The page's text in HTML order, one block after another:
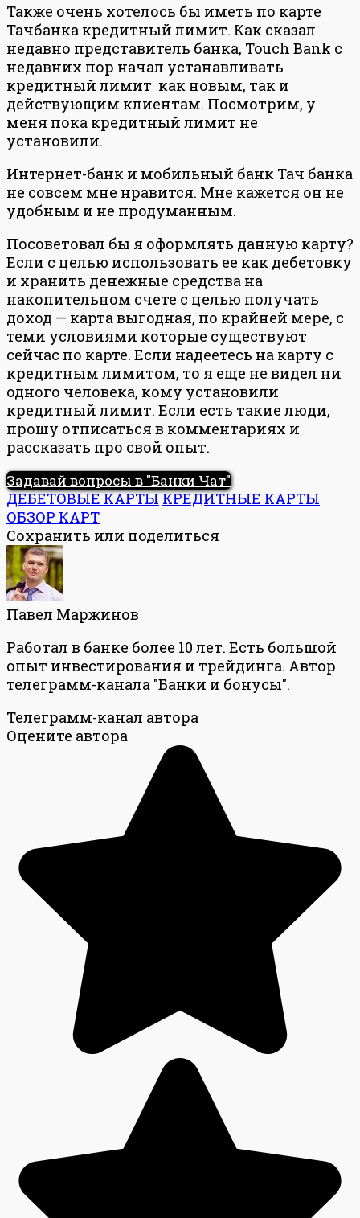
Также очень хотелось бы иметь по карте
Тачбанка кредитный лимит. Как сказал
недавно представитель банка, Touch Bank с
недавних пор начал устанавливать
кредитный лимит как новым, так и
действующим клиентам. Посмотрим, у
меня пока кредитный лимит не
установили.
Интернет-банк и мобильный банк Тач банка
не совсем мне нравится. Мне кажется он не
удобным и не продуманным.
Посоветовал бы я оформлять данную карту?
Если с целью использовать ее как дебетовку
и хранить денежные средства на
накопительном счете с целью получать
доход — карта выгодная, по крайней мере, с
теми условиями которые существуют
сейчас по карте. Если надеетесь на карту с
кредитным лимитом, то я еще не видел ни
одного человека, кому установили
кредитный лимит. Если есть такие люди,
прошу отписаться в комментариях и
рассказать про свой опыт.
Задавай вопросы в "Банки Чат"
ДЕБЕТОВЫЕ КАРТЫКРЕДИТНЫЕ КАРТЫ
ОБЗОР КАРТ
Сохранить или поделиться
Павел Маржинов
Работал в банке более 10 лет. Есть большой
опыт инвестирования и трейдинга. Автор
телеграмм-канала "Банки и бонусы".
Телеграмм-канал автора
Оцените автора